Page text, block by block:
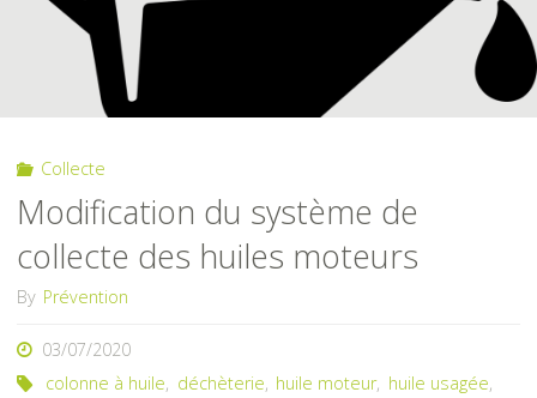
Collecte
Modification du système de
collecte des huiles moteurs
By Prévention
03/07/2020
colonne à huile, déchèterie, huile moteur, huile usagée,